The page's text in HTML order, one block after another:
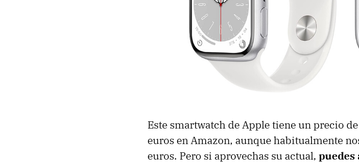
Este smartwatch de Apple tiene un precio
euros en Amazon, aunque habitualmente
euros. Pero si aprovechas su actual, puedes